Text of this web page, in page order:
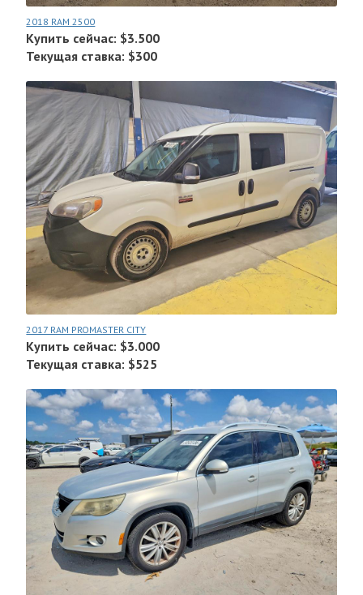
2018 RAM 2500
Купить сейчас: $3.500
Текущая ставка: $300
2017 RAM PROMASTER CITY
Купить сейчас: $3.000
Текущая ставка: $525